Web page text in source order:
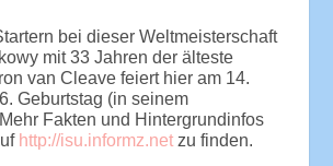
bei dieser Weltmeisterschaft
mit 33 Jahren der älteste
van Cleave feiert hier am 14.
Geburtstag (in seinem
Fakten und Hintergrundinfos
http://isu.informz.netzu finden.